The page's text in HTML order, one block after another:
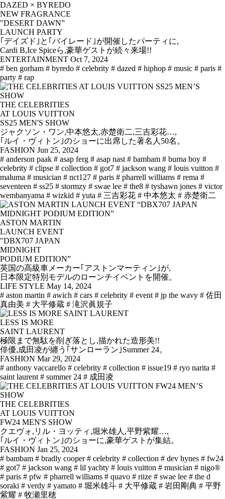
DAZED × BYREDO
NEW FRAGRANCE
"DESERT DAWN”
LAUNCH PARTY
｢デイズド｣と｢バイレード｣が開催したパーティに,
Cardi B,Ice Spiceら,豪華ゲストが続々来場!!
ENTERTAINMENT Oct 7, 2024
# ben gorham # byredo # celebrity # dazed # hiphop # music # paris #
party # rap
THE CELEBRITIES
AT LOUIS VUITTON
SS25 MEN'S SHOW
ジャクソン・ワン,中本悠太,赤楚衛二,三吉彩花…,
｢ルイ・ヴィトン｣のショーに出席した著名人50名。
FASHION Jun 25, 2024
# anderson paak # asap ferg # asap nast # bambam # burna boy #
celebrity # clipse # collection # got7 # jackson wang # louis vuitton #
maluma # musician # nct127 # paris # pharrell williams # rema #
seventeen # ss25 # stormzy # swae lee # the8 # tyshawn jones # victor
wembanyama # wizkid # yuta # 三吉彩花 # 中本悠太 # 赤楚衛二
ASTON MARTIN
LAUNCH EVENT
"DBX707 JAPAN
MIDNIGHT
PODIUM EDITION”
英国の高級車メーカー｢アストンマーティン｣が,
日本限定特別モデルのローンチイベントを開催。
LIFE STYLE May 14, 2024
# aston martin # awich # cars # celebrity # event # jp the wavy # 佐田
真由美 # 大平修蔵 # 滝沢眞規子
LESS IS MORE
SAINT LAURENT
極限まで無駄を削ぎ落とし,描かれた造形美!!
俳優,成田凌が纏う｢サンローラン｣Summer 24。
FASHION Mar 29, 2024
# anthony vaccarello # celebrity # collection # issue19 # ryo narita #
saint laurent # summer 24 # 成田凌
THE CELEBRITIES
AT LOUIS VUITTON
FW24 MEN'S SHOW
クエヴォ,リル・ヨッティ,堀米雄人,平野紫耀…,
｢ルイ・ヴィトン｣のショーに,豪華ゲストが集結。
FASHION Jan 25, 2024
# bambam # bradly cooper # celebrity # collection # dev hynes # fw24
# got7 # jackson wang # lil yachty # louis vuitton # musician # nigo®
# paris # pfw # pharrell williams # quavo # riize # swae lee # the d
soraki # verdy # yamato # 堀米雄斗 # 大平修蔵 # 岩田剛典 # 平野
紫耀 # 牧瀬里穂